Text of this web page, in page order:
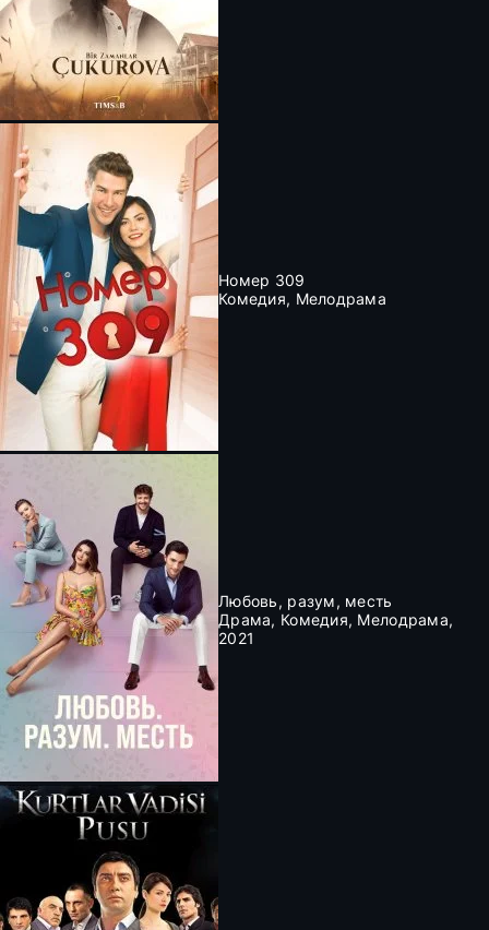
Номер 309
Комедия, Мелодрама
Любовь, разум, месть
Драма, Комедия, Мелодрама,
2021